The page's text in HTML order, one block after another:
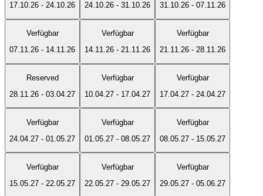
17.10.26 - 24.10.26
24.10.26 - 31.10.26
31.10.26 - 07.11.26
Verfügbar
07.11.26 - 14.11.26
Verfügbar
14.11.26 - 21.11.26
Verfügbar
21.11.26 - 28.11.26
Reserved
28.11.26 - 03.04.27
Verfügbar
10.04.27 - 17.04.27
Verfügbar
17.04.27 - 24.04.27
Verfügbar
24.04.27 - 01.05.27
Verfügbar
01.05.27 - 08.05.27
Verfügbar
08.05.27 - 15.05.27
Verfügbar
15.05.27 - 22.05.27
Verfügbar
22.05.27 - 29.05.27
Verfügbar
29.05.27 - 05.06.27